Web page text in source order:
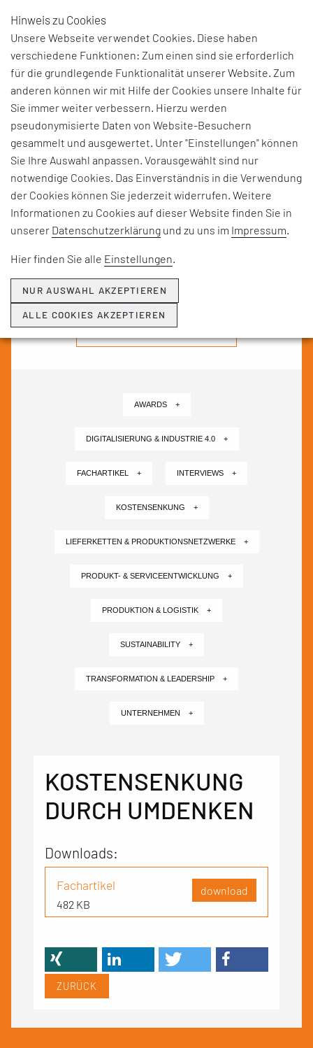
THEMEN & NEWS
Beiträge und Interviews zu aktuellen Fach-, Technologie-
und Branchenherausforderungen, Informationen zu
unseren Beratungsangeboten, Seminaren und Events
sowie Unternehmensthemen:
Hier erfahren Sie, was EFESO bewegt.
AWARDS +
DIGITALISIERUNG & INDUSTRIE 4.0 +
FACHARTIKEL + INTERVIEWS +
KOSTENSENKUNG +
LIEFERKETTEN & PRODUKTIONSNETZWERKE +
PRODUKT- & SERVICEENTWICKLUNG +
PRODUKTION & LOGISTIK +
SUSTAINABILITY +
TRANSFORMATION & LEADERSHIP +
UNTERNEHMEN +
KOSTENSENKUNG
DURCH UMDENKEN
Downloads:
Fachartikel
482 KB
download
ZURÜCK
Hinweis zu Cookies
Unsere Webseite verwendet Cookies. Diese haben
verschiedene Funktionen: Zum einen sind sie erforderlich
für die grundlegende Funktionalität unserer Website. Zum
anderen können wir mit Hilfe der Cookies unsere Inhalte für
Sie immer weiter verbessern. Hierzu werden
pseudonymisierte Daten von Website-Besuchern
gesammelt und ausgewertet. Unter "Einstellungen" können
Sie Ihre Auswahl anpassen. Vorausgewählt sind nur
notwendige Cookies. Das Einverständnis in die Verwendung
der Cookies können Sie jederzeit widerrufen. Weitere
Informationen zu Cookies auf dieser Website finden Sie in
unserer Datenschutzerklärung und zu uns im Impressum.
Hier finden Sie alle Einstellungen.
NUR AUSWAHL AKZEPTIEREN
ALLE COOKIES AKZEPTIEREN